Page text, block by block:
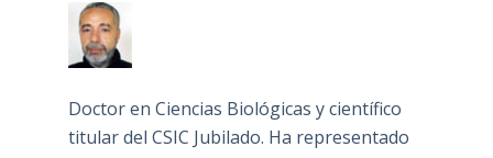
Doctor en Ciencias Biológicas y científico
titular del CSIC Jubilado. Ha representado